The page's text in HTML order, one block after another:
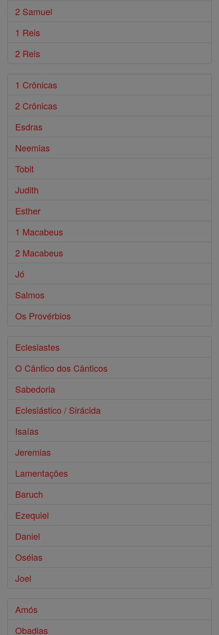
2 Samuel
1 Reis
2 Reis
1 Crônicas
2 Crônicas
Esdras
Neemias
Tobit
Judith
Esther
1 Macabeus
2 Macabeus
Jó
Salmos
Os Provérbios
Eclesiastes
O Cântico dos Cânticos
Sabedoria
Eclesiástico / Sirácida
Isaías
Jeremias
Lamentações
Baruch
Ezequiel
Daniel
Oséias
Joel
Amós
Obadias